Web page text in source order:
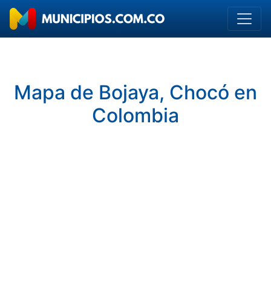
Mapa de Bojaya, Chocó en
Colombia